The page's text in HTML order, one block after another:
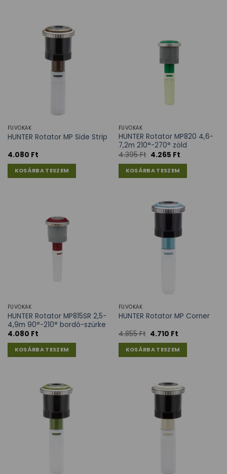
FÚVÓKÁK
HUNTER Rotator MP Side Strip
4.080 Ft
KOSÁRBA TESZEM
FÚVÓKÁK
HUNTER Rotator MP820 4,6-
7,2m 210°-270° zöld
4.395Ft 4.265 Ft
KOSÁRBA TESZEM
FÚVÓKÁK
HUNTER Rotator MP815SR 2,5-
4,9m 90°-210° bordó-szürke
4.080 Ft
KOSÁRBA TESZEM
FÚVÓKÁK
HUNTER Rotator MP Corner
4.855Ft 4.710 Ft
KOSÁRBA TESZEM